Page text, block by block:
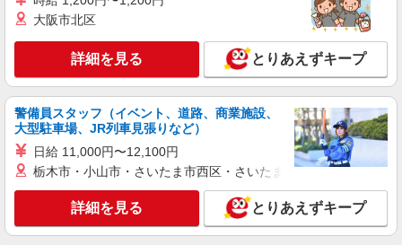
平日も土日祝も17時以降は時給＋50円
キープ 詳細を見る
パート
収・商品かご片付けスタッフ/ロピア/加須店
［パート］時給1,195円 ［学生］時給1,195円
ロピア 加須ビバモール店(仮) 埼玉県加須市
キープ 詳細を見る
アルバイト パート
大阪市北区
詳細を見る とりあえずキープ
警備員スタッフ（イベント、道路、商業施設、
大型駐車場、JR列車見張りなど）
日給 11,000円〜12,100円
栃木市・小山市・さいたま市西区・さいたま市岩槻区・久喜市・
詳細を見る とりあえずキープ